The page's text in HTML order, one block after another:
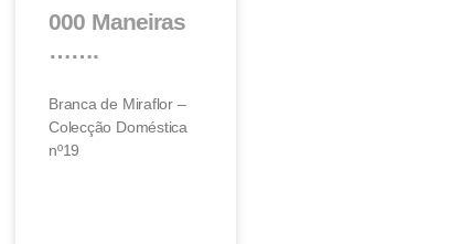
000 Maneiras
…….
Branca de Miraflor –
Colecção Doméstica
nº19